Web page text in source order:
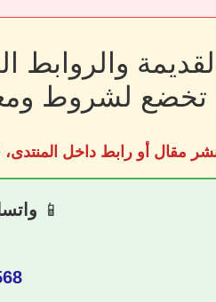
لشروط
مقال أو رابط داخل
📱